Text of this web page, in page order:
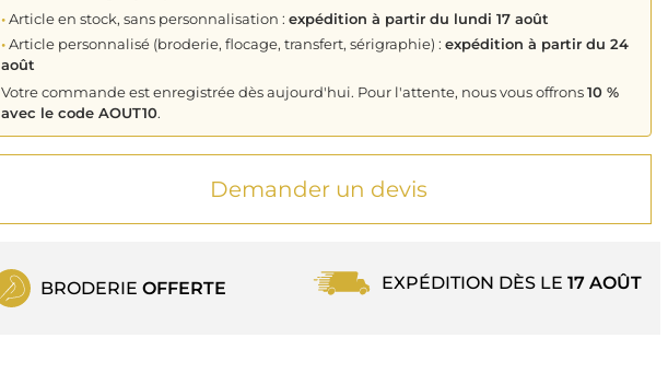
•Article en stock, sans personnalisation : expédition à partir du lundi 17 août
•Article personnalisé (broderie, flocage, transfert, sérigraphie) : expédition à partir du 24
août
Votre commande est enregistrée dès aujourd'hui. Pour l'attente, nous vous offrons10 %
avec le code AOUT10.
Demander un devis
BRODERIE OFFERTE EXPÉDITION DÈS LE 17 AOÛT